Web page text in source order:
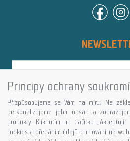
Přihlásit
Více informací o této
Copyright © GALASPORT,
Principy ochrany soukromí
Přizpůsobujeme se Vám na míru. Na
personalizujeme jeho obsah a
produkty. Kliknutím na tlačítko
cookies a předáním údajů o chování na